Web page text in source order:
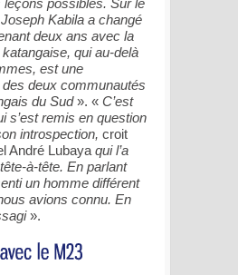
Kabila a changé
deux ans avec la
qui au-delà
est une
deux communautés
du Sud». « C’est
s’est remis en question
introspection, croit
André Lubaya qui l’a
à-tête. En parlant
un homme différent
avions connu. En
».